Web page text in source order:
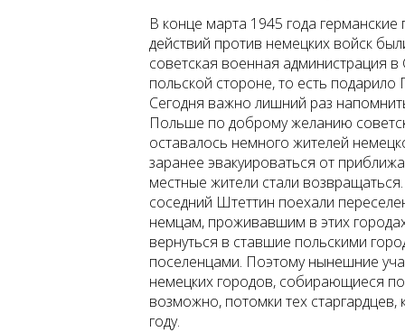
В конце марта 1945 года
действий против немецких войск
советская военная администрация
польской стороне, то есть
Сегодня важно лишний раз
Польше по доброму желанию
оставалось немного жителей
заранее эвакуироваться от
местные жители стали
соседний Штеттин поехали
немцам, проживавшим в этих
вернуться в ставшие польскими
поселенцами. Поэтому нынешние
немецких городов, собирающиеся
возможно, потомки тех
году.